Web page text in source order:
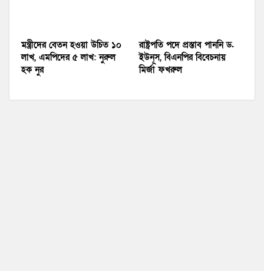
মন্ত্রীদের বেতন হওয়া উচিত ১০
লাখ, এমপিদের ৫ লাখ: নুরুল
হক নুর
রাষ্ট্রপতি পদে প্রস্তাব পাননি ড.
ইউনূস, বিএনপির বিবেচনায়
মির্জা ফখরুল